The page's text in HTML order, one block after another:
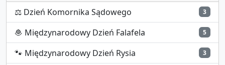
⚖️ Dzień Komornika Sądowego 3
🧆 Międzynarodowy Dzień Falafela 5
🐾 Międzynarodowy Dzień Rysia 3